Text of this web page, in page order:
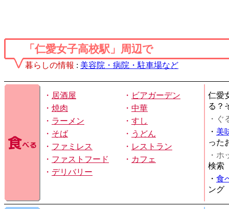
「仁愛女子高校駅」周辺で
暮らしの情報 : 美容院・病院・駐車場など
・ 居酒屋 ・ ビアガーデン
・ 焼肉 ・ 中華
・ ラーメン ・ すし
・ そば ・ うどん
・ ファミレス ・ レストラン
・ ファストフード ・ カフェ
・ デリバリー
仁愛
る？
・ぐ
・ 美
った
・ホ
検索
・ 食
ング